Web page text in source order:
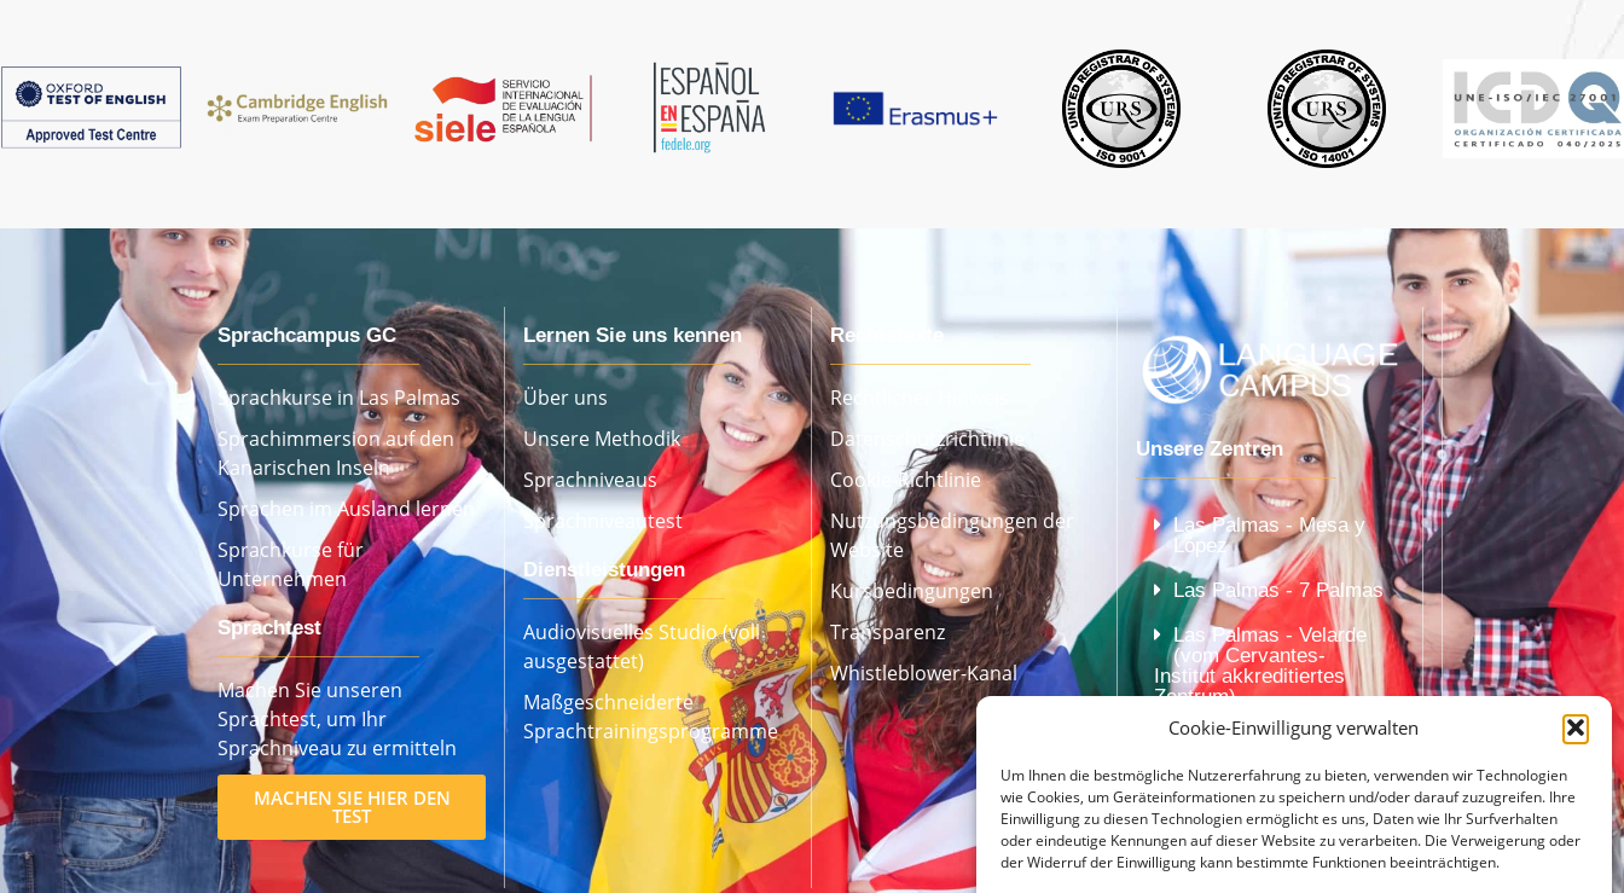
Cookie-Einwilligung verwalten
Um Ihnen die bestmögliche Nutzererfahrung zu bieten, verwenden wir Technologien
wie Cookies, um Geräteinformationen zu speichern und/oder darauf zuzugreifen. Ihre
Einwilligung zu diesen Technologien ermöglicht es uns, Daten wie Ihr Surfverhalten
oder eindeutige Kennungen auf dieser Website zu verarbeiten. Die Verweigerung oder
der Widerruf der Einwilligung kann bestimmte Funktionen beeinträchtigen.
Sprachcampus GC
Sprachkurse in Las Palmas
Sprachimmersion auf den
Kanarischen Inseln
Sprachen im Ausland lernen
Sprachkurse für
Unternehmen
Sprachtest
Machen Sie unseren
Sprachtest, um Ihr
Sprachniveau zu ermitteln
MACHEN SIE HIER DEN
TEST
Lernen Sie uns kennen
Über uns
Unsere Methodik
Sprachniveaus
Sprachniveautest
Dienstleistungen
Audiovisuelles Studio (voll
ausgestattet)
Maßgeschneiderte
Sprachtrainingsprogramme
Rechtstexte
Rechtlicher Hinweis
Datenschutzrichtlinie
Cookie-Richtlinie
Nutzungsbedingungen der
Website
Kursbedingungen
Transparenz
Whistleblower-Kanal
Unsere Zentren
Las Palmas - Mesa y
López
Las Palmas - 7 Palmas
Las Palmas - Velarde
(vom Cervantes-
Institut akkreditiertes
Zentrum)